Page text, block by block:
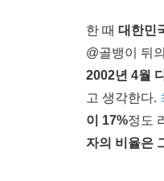
한 때 대한민
@골뱅이 뒤
2002년 4월
고 생각한다.
이 17%정도
자의 비율은